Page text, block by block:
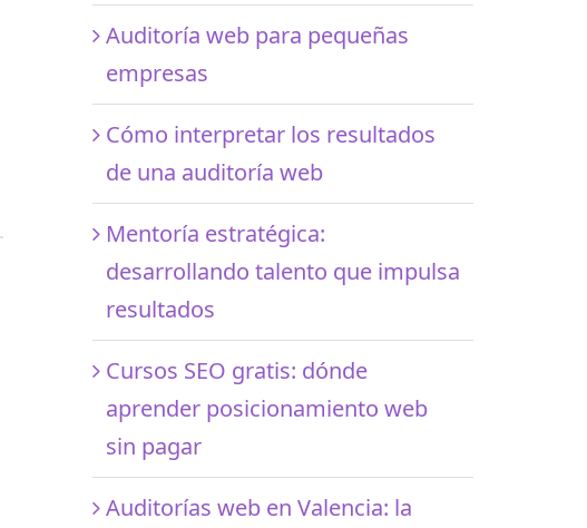
Auditoría web para pequeñas
empresas
Cómo interpretar los resultados
de una auditoría web
Mentoría estratégica:
desarrollando talento que impulsa
resultados
Cursos SEO gratis: dónde
aprender posicionamiento web
sin pagar
Auditorías web en Valencia: la